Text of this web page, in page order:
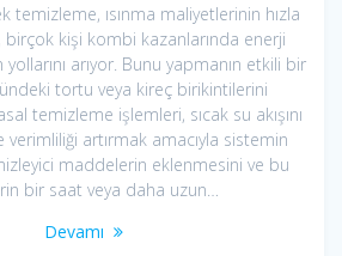
temizleme, ısınma maliyetlerinin hızla
birçok kişi kombi kazanlarında enerji
arıyor. Bunu yapmanın etkili bir
tortu veya kireç birikintilerini
temizleme işlemleri, sıcak su akışını
artırmak amacıyla sistemin
maddelerin eklenmesini ve bu
bir saat veya daha uzun…
Devamı